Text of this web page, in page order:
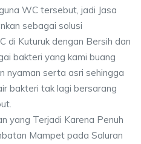
WC tersebut, jadi Jasa
sebagai solusi
di Kuturuk dengan Bersih dan
bakteri yang kami buang
nyaman serta asri sehingga
bakteri tak lagi bersarang
yang Terjadi Karena Penuh
Mampet pada Saluran